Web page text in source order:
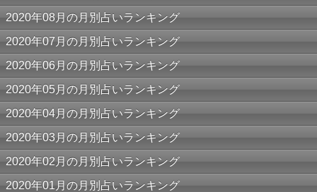
2020年08月の月別占いランキング
2020年07月の月別占いランキング
2020年06月の月別占いランキング
2020年05月の月別占いランキング
2020年04月の月別占いランキング
2020年03月の月別占いランキング
2020年02月の月別占いランキング
2020年01月の月別占いランキング